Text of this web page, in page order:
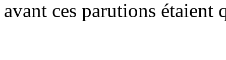
avant ces parutions